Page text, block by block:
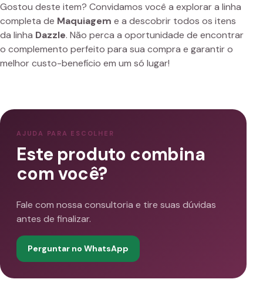
Gostou deste item? Convidamos você a explorar a linha
completa de Maquiagem e a descobrir todos os itens
da linha Dazzle. Não perca a oportunidade de encontrar
o complemento perfeito para sua compra e garantir o
melhor custo-benefício em um só lugar!
AJUDA PARA ESCOLHER
Este produto combina
com você?
Fale com nossa consultoria e tire suas dúvidas
antes de finalizar.
Perguntar no WhatsApp